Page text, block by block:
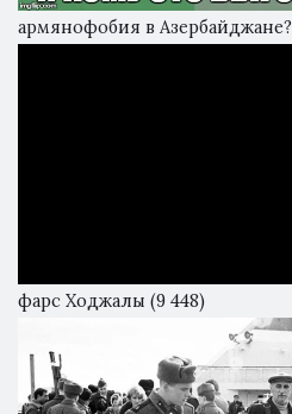
армянофобия в Азербайджане?
фарс Ходжалы (9 448)